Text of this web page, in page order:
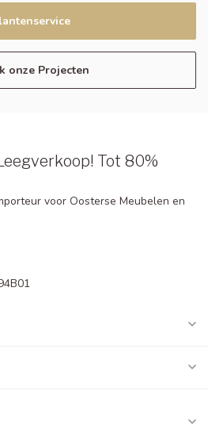
onze Projecten
Tot 80%
voor Oosterse Meubelen en